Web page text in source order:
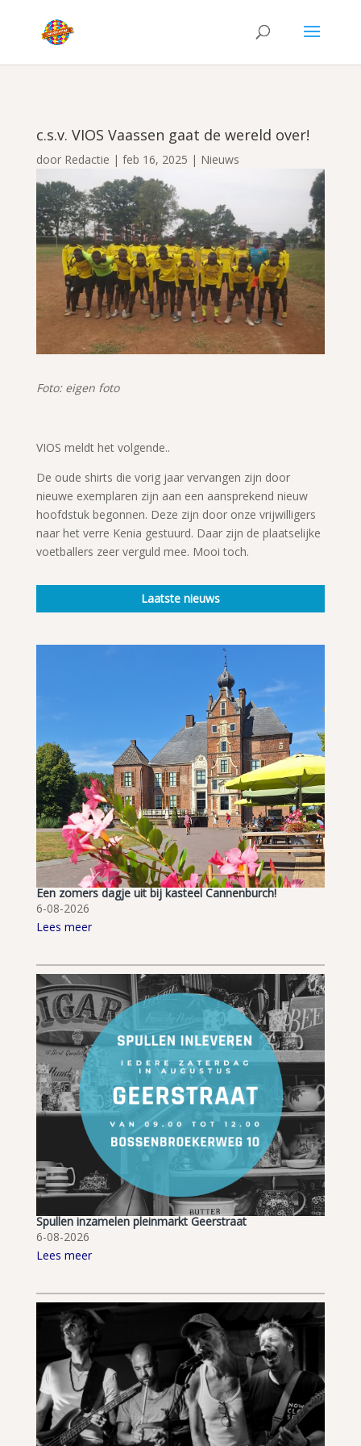
c.s.v. VIOS Vaassen gaat de wereld over!
door Redactie | feb 16, 2025 | Nieuws
Foto: eigen foto
VIOS meldt het volgende..
De oude shirts die vorig jaar vervangen zijn door
nieuwe exemplaren zijn aan een aansprekend nieuw
hoofdstuk begonnen. Deze zijn door onze vrijwilligers
naar het verre Kenia gestuurd. Daar zijn de plaatselijke
voetballers zeer verguld mee. Mooi toch.
Laatste nieuws
Een zomers dagje uit bij kasteel Cannenburch!
6-08-2026
Lees meer
Spullen inzamelen pleinmarkt Geerstraat
6-08-2026
Lees meer